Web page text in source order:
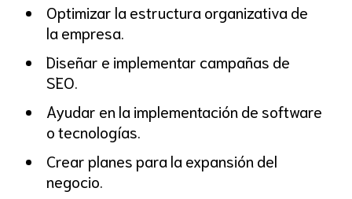
Optimizar la estructura organizativa de
la empresa.
Diseñar e implementar campañas de
SEO.
Ayudar en la implementación de software
o tecnologías.
Crear planes para la expansión del
negocio.